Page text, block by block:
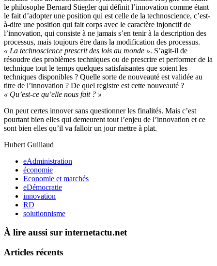
le philosophe Bernard Stiegler qui définit l’innovation comme étant
le fait d’adopter une position qui est celle de la technoscience, c’est-
à-dire une position qui fait corps avec le caractère injonctif de
l’innovation, qui consiste à ne jamais s’en tenir à la description des
processus, mais toujours être dans la modification des processus.
« La technoscience prescrit des lois au monde ». S’agit-il de
résoudre des problèmes techniques ou de prescrire et performer de la
technique tout le temps quelques satisfaisantes que soient les
techniques disponibles ? Quelle sorte de nouveauté est validée au
titre de l’innovation ? De quel registre est cette nouveauté ?
« Qu’est-ce qu’elle nous fait ? »
On peut certes innover sans questionner les finalités. Mais c’est
pourtant bien elles qui demeurent tout l’enjeu de l’innovation et ce
sont bien elles qu’il va falloir un jour mettre à plat.
Hubert Guillaud
eAdministration
économie
Economie et marchés
eDémocratie
innovation
RD
solutionnisme
À lire aussi sur internetactu.net
Articles récents